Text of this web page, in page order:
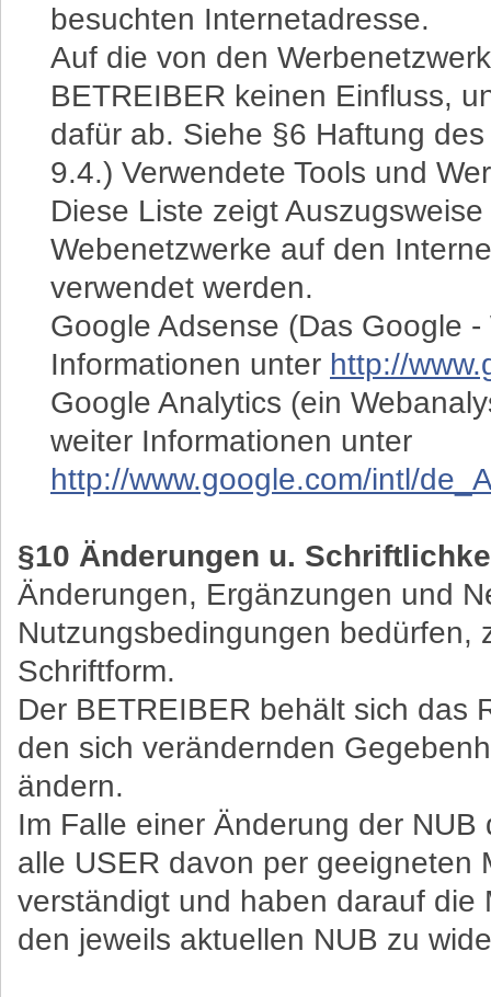
besuchten Internetadresse.
Auf die von den
BETREIBER keinen Einfluss,
dafür ab. Siehe §6 Haftung
9.4.) Verwendete Tools und
Diese Liste zeigt
Webenetzwerke auf den
verwendet werden.
Google Adsense (Das Google
Informationen unter http://
Google Analytics (ein
weiter Informationen unter
http://www.google.com/intl/
§10 Änderungen u.
Änderungen, Ergänzungen und
Nutzungsbedingungen bedürfen,
Schriftform.
Der BETREIBER behält sich das
den sich verändernden
ändern.
Im Falle einer Änderung der
alle USER davon per geeigneten
verständigt und haben darauf die
den jeweils aktuellen NUB zu